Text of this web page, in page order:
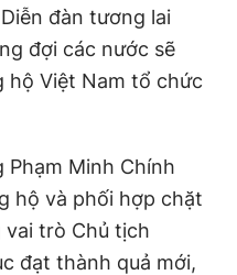
đàn tương lai
đợi các nước sẽ
hộ Việt Nam tổ chức
Phạm Minh Chính
hộ và phối hợp chặt
vai trò Chủ tịch
đạt thành quả mới,